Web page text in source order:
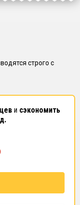
строго с
и сэкономить